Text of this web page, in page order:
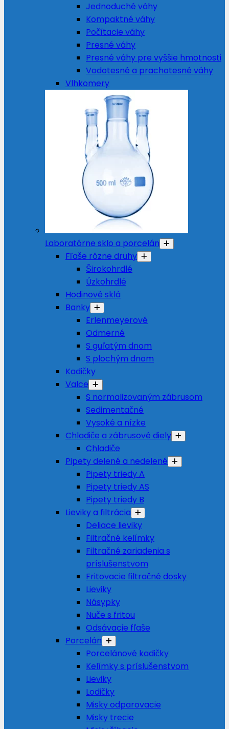
Jednoduché váhy
Kompaktné váhy
Počítacie váhy
Presné váhy
Presné váhy pre vyššie hmotnosti
Vodotesné a prachotesné váhy
Vlhkomery
Laboratórne sklo a porcelán
Fľaše rôzne druhy
Širokohrdlé
Úzkohrdlé
Hodinové sklá
Banky
Erlenmeyerové
Odmerné
S guľatým dnom
S plochým dnom
Kadičky
Valce
S normalizovaným zábrusom
Sedimentačné
Vysoké a nízke
Chladiče a zábrusové diely
Chladiče
Pipety delené a nedelené
Pipety triedy A
Pipety triedy AS
Pipety triedy B
Lieviky a filtrácia
Deliace lieviky
Filtračné kelímky
Filtračné zariadenia s
príslušenstvom
Fritovacie filtračné dosky
Lieviky
Násypky
Nuče s fritou
Odsávacie fľaše
Porcelán
Porcelánové kadičky
Kelímky s príslušenstvom
Lieviky
Lodičky
Misky odparovacie
Misky trecie